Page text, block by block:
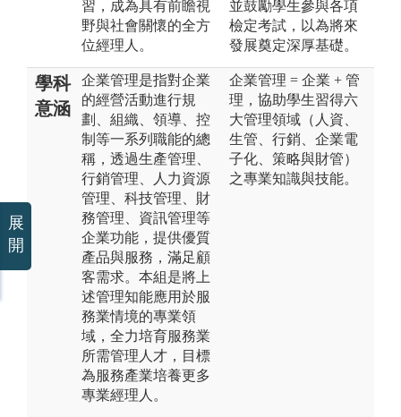
習，成為具有前瞻視
野與社會關懷的全方
位經理人。
並鼓勵學生參與各項
檢定考試，以為將來
發展奠定深厚基礎。
學科
意涵
企業管理是指對企業
的經營活動進行規
劃、組織、領導、控
制等一系列職能的總
稱，透過生產管理、
行銷管理、人力資源
管理、科技管理、財
務管理、資訊管理等
企業功能，提供優質
產品與服務，滿足顧
客需求。本組是將上
述管理知能應用於服
務業情境的專業領
域，全力培育服務業
所需管理人才，目標
為服務產業培養更多
專業經理人。
企業管理 = 企業 + 管
理，協助學生習得六
大管理領域（人資、
生管、行銷、企業電
子化、策略與財管）
之專業知識與技能。
展
開